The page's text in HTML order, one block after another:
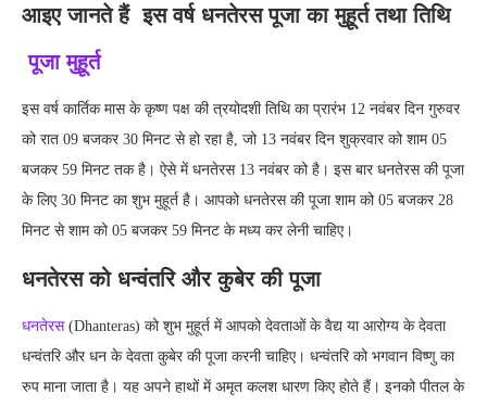
आइए जानते हैं इस वर्ष धनतेरस पूजा का मुहूर्त तथा तिथि
पूजा मुहूर्त
इस वर्ष कार्तिक मास के कृष्ण पक्ष की त्रयोदशी तिथि का प्रारंभ 12 नवंबर दिन गुरुवर
को रात 09 बजकर 30 मिनट से हो रहा है, जो 13 नवंबर दिन शुक्रवार को शाम 05
बजकर 59 मिनट तक है। ऐसे में धनतेरस 13 नवंबर को है। इस बार धनतेरस की पूजा
के लिए 30 मिनट का शुभ मुहूर्त है। आपको धनतेरस की पूजा शाम को 05 बजकर 28
मिनट से शाम को 05 बजकर 59 मिनट के मध्य कर लेनी चाहिए।
धनतेरस को धन्वंतरि और कुबेर की पूजा
धनतेरस(Dhanteras) को शुभ मुहूर्त में आपको देवताओं के वैद्य या आरोग्य के देवता
धन्वंतरि और धन के देवता कुबेर की पूजा करनी चाहिए। धन्वंतरि को भगवान विष्णु का
रुप माना जाता है। यह अपने हाथों में अमृत कलश धारण किए होते हैं। इनको पीतल के